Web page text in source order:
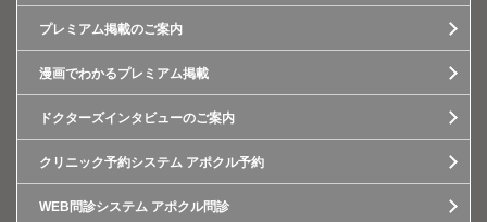
プレミアム掲載のご案内
漫画でわかるプレミアム掲載
ドクターズインタビューのご案内
クリニック予約システム アポクル予約
WEB問診システム アポクル問診